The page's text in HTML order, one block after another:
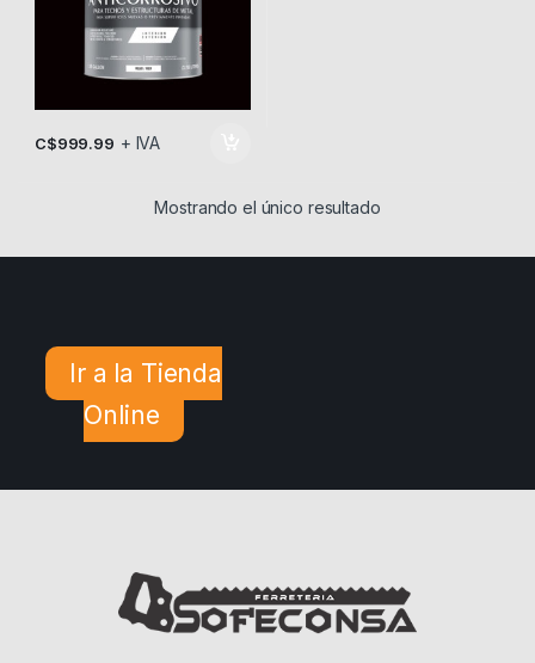
C$999.99 + IVA
Mostrando el único resultado
Ir a la Tienda
Online